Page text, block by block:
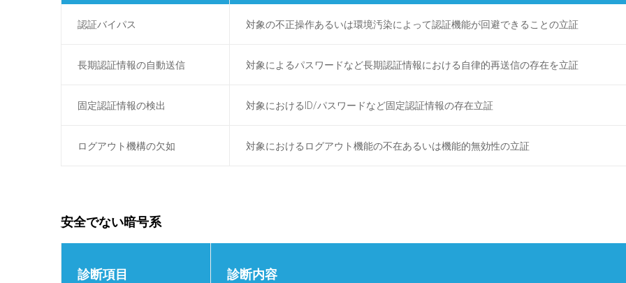
認証バイパス 対象の不正操作あるいは環境汚染によって認証機能が回避できることの立証
長期認証情報の自動送信 対象によるパスワードなど長期認証情報における自律的再送信の存在を立証
固定認証情報の検出 対象におけるID/パスワードなど固定認証情報の存在立証
ログアウト機構の欠如 対象におけるログアウト機能の不在あるいは機能的無効性の立証
安全でない暗号系
診断項目 診断内容